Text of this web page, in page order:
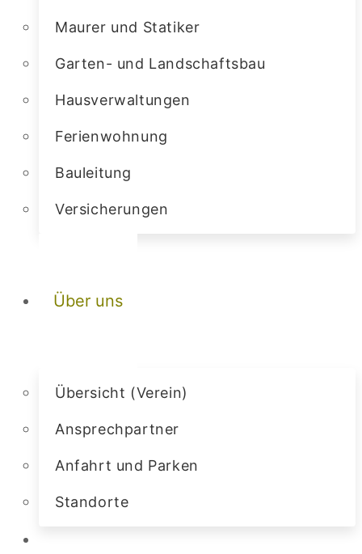
Maurer und Statiker
Garten- und Landschaftsbau
Hausverwaltungen
Ferienwohnung
Bauleitung
Versicherungen
Über uns
Übersicht (Verein)
Ansprechpartner
Anfahrt und Parken
Standorte